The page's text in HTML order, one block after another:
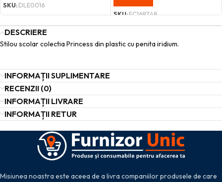
SKU:DLE0016
SKU:FC169748
DESCRIERE
Stilou scolar colectia Princess din plastic cu penita iridium.
INFORMAȚII SUPLIMENTARE
RECENZII (0)
INFORMAȚII LIVRARE
INFORMAȚII RETUR
Misiunea noastra este aceea de a livra companiilor produsele de care